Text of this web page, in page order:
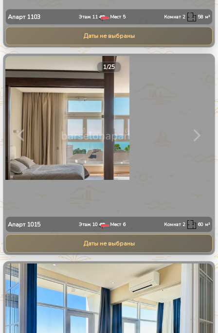
Апарт 1103 Этаж 11 Мест 5 Комнат2 58 м²
Даты не выбраны
1/25
Апарт 1015 Этаж 10 Мест 6 Комнат2 60 м²
Даты не выбраны